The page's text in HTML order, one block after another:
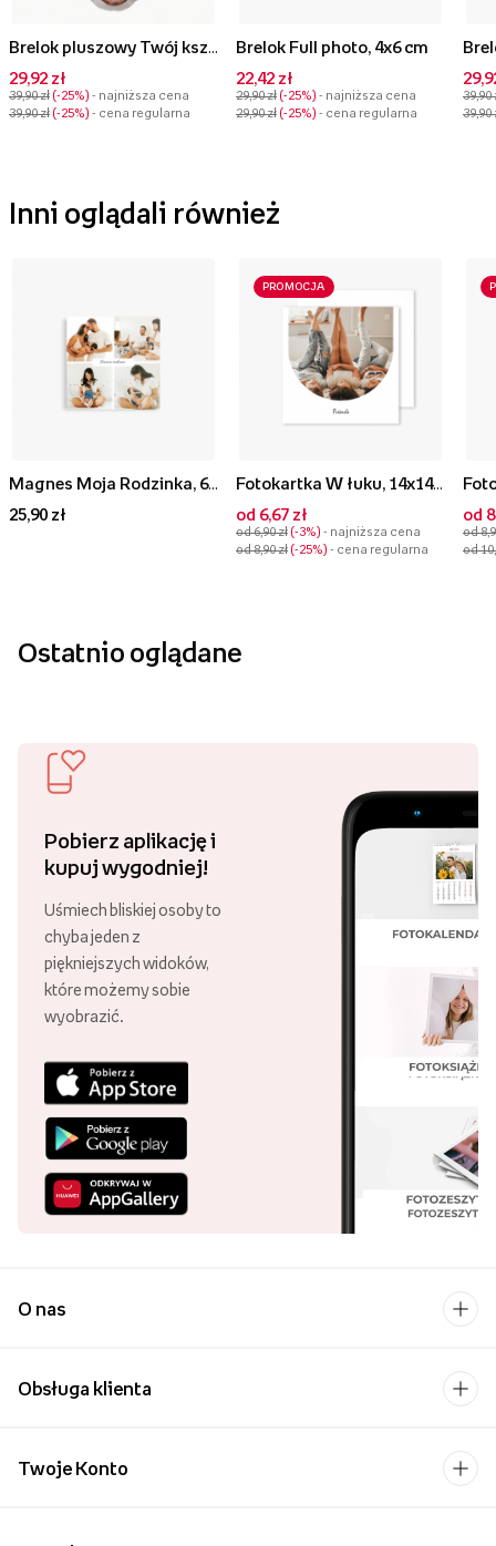
29,92 zł
39,90 zł -25% - najniższa cena
39,90 zł -25% - cena regularna
Brelok Full photo, 4x6 cm
22,42 zł
29,90 zł -25% - najniższa cena
29,90 zł -25% - cena regularna
39,90
39,90
Inni oglądali również
Magnes Moja Rodzinka, 6x6 cm
25,90 zł
PROMOCJA
Fotokartka W łuku, 14x14 cm
od 6,67 zł
od 6,90 zł -3% - najniższa cena
od 8,90 zł -25% - cena regularna
od
od
od
Ostatnio oglądane
Pobierz aplikację i
kupuj wygodniej!
Uśmiech bliskiej osoby to
chyba jeden z
piękniejszych widoków,
które możemy sobie
wyobrazić.
O nas
Obsługa klienta
Twoje Konto